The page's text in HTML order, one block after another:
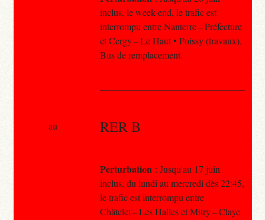
inclus, le week-end, le trafic est
interrompu entre Nanterre – Préfecture
et Cergy – Le Haut • Poissy (travaux).
Bus de remplacement.
RER B
Perturbation : Jusqu'au 17 juin
inclus, du lundi au mercredi dès 22:45,
le trafic est interrompu entre
Châtelet – Les Halles et Mitry – Claye
au